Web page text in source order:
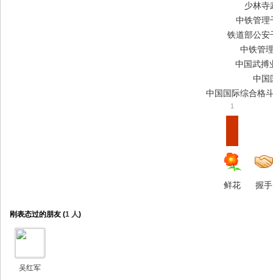
少林寺
中铁管理
铁道部公安
中铁管
中国武搏
中国
中国国际综合格
1
鲜花 握手
刚表态过的朋友 (1 人)
吴红军